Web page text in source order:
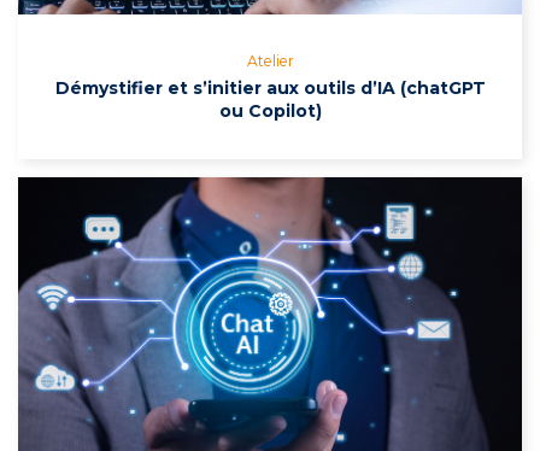
Atelier
Démystifier et s’initier aux outils d’IA (chatGPT
ou Copilot)